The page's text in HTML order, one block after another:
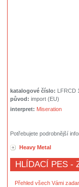
katalogové číslo: LFRCD
původ: import (EU)
interpret: Miseration
Potřebujete podrobnější
Heavy Metal
HLÍDACÍ PES -
Přehled všech Vámi